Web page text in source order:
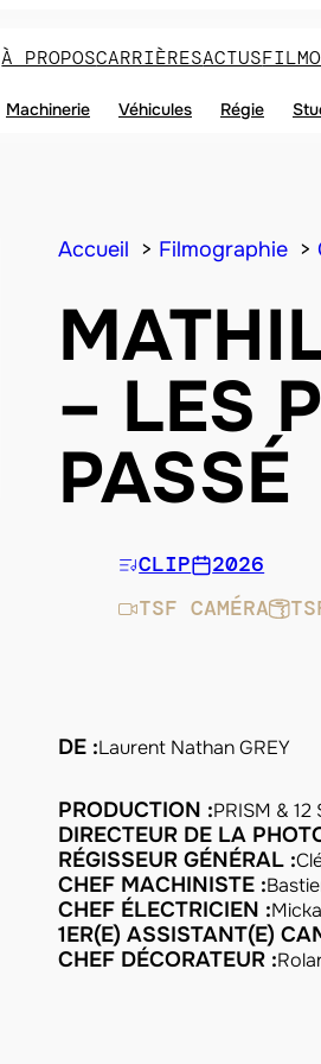
À PROPOSCARRIÈRESACTUS
Machinerie Véhicules Régie
Accueil Filmographie
– LES
PASSÉ
CLIP
2026
TSF CAMÉRA
DE :Laurent Nathan GREY
PRODUCTION :PRISM & 12
DIRECTEUR DE LA
RÉGISSEUR GÉNÉRAL :
CHEF MACHINISTE :
CHEF ÉLECTRICIEN :
1ER(E) ASSISTANT(E)
CHEF DÉCORATEUR :